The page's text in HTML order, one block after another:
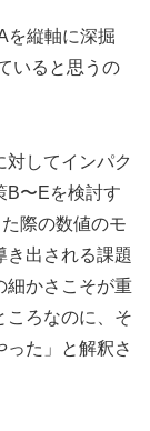
を縦軸に深掘
いると思うの
対してインパク
B〜Eを検討す
際の数値のモ
き出される課題
細かさこそが重
ころなのに、そ
った」と解釈さ